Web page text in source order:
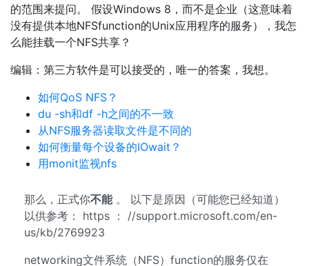
的范围来提问。 假设Windows 8，而不是企业（这意味着
没有提供本地NFSfunction的Unix应用程序的服务），我怎
么能挂载一个NFS共享？
编辑：第三方软件是可以接受的，唯一的答案，我想。
如何QoS NFS？
du -sh和df -h之间的不一致
从NFS服务器读取文件是不同的
如何衡量每个设备的IOwait？
用monit监视nfs
那么，正式你不能。 以下是原因（可能您已经知道）
以供参考： https ： //support.microsoft.com/en-
us/kb/2769923
networking文件系统（NFS）function的服务仅在